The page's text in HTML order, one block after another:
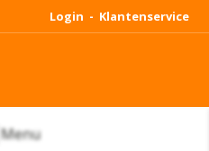
Login - Klantenservice
Menu